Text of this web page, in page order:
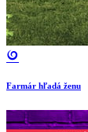
Farmár hľadá ženu